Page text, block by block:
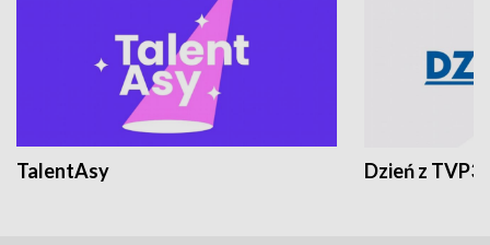
TalentAsy Dzień z TVP3